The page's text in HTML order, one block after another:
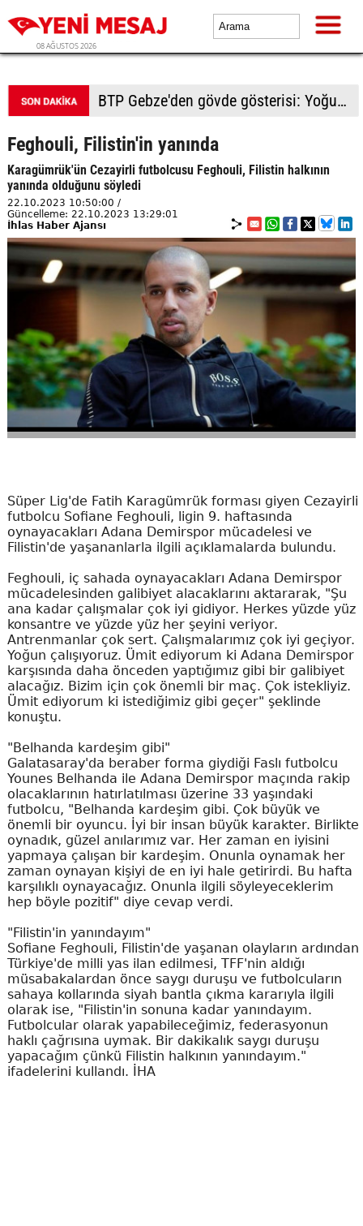
08 AĞUSTOS 2026
BTP Gebze'den gövde gösterisi: Yoğun katılımla yeni üyeler rozetlerini taktı
Feghouli, Filistin'in yanında
Karagümrük'ün Cezayirli futbolcusu Feghouli, Filistin halkının
yanında olduğunu söyledi
22.10.2023 10:50:00 /
Güncelleme: 22.10.2023 13:29:01
İhlas Haber Ajansı
Süper Lig'de Fatih Karagümrük forması giyen Cezayirli
futbolcu Sofiane Feghouli, ligin 9. haftasında
oynayacakları Adana Demirspor mücadelesi ve
Filistin'de yaşananlarla ilgili açıklamalarda bulundu.
Feghouli, iç sahada oynayacakları Adana Demirspor
mücadelesinden galibiyet alacaklarını aktararak, "Şu
ana kadar çalışmalar çok iyi gidiyor. Herkes yüzde yüz
konsantre ve yüzde yüz her şeyini veriyor.
Antrenmanlar çok sert. Çalışmalarımız çok iyi geçiyor.
Yoğun çalışıyoruz. Ümit ediyorum ki Adana Demirspor
karşısında daha önceden yaptığımız gibi bir galibiyet
alacağız. Bizim için çok önemli bir maç. Çok istekliyiz.
Ümit ediyorum ki istediğimiz gibi geçer" şeklinde
konuştu.
"Belhanda kardeşim gibi"
Galatasaray'da beraber forma giydiği Faslı futbolcu
Younes Belhanda ile Adana Demirspor maçında rakip
olacaklarının hatırlatılması üzerine 33 yaşındaki
futbolcu, "Belhanda kardeşim gibi. Çok büyük ve
önemli bir oyuncu. İyi bir insan büyük karakter. Birlikte
oynadık, güzel anılarımız var. Her zaman en iyisini
yapmaya çalışan bir kardeşim. Onunla oynamak her
zaman oynayan kişiyi de en iyi hale getirirdi. Bu hafta
karşılıklı oynayacağız. Onunla ilgili söyleyeceklerim
hep böyle pozitif" diye cevap verdi.
"Filistin'in yanındayım"
Sofiane Feghouli, Filistin'de yaşanan olayların ardından
Türkiye'de milli yas ilan edilmesi, TFF'nin aldığı
müsabakalardan önce saygı duruşu ve futbolcuların
sahaya kollarında siyah bantla çıkma kararıyla ilgili
olarak ise, "Filistin'in sonuna kadar yanındayım.
Futbolcular olarak yapabileceğimiz, federasyonun
haklı çağrısına uymak. Bir dakikalık saygı duruşu
yapacağım çünkü Filistin halkının yanındayım."
ifadelerini kullandı. İHA